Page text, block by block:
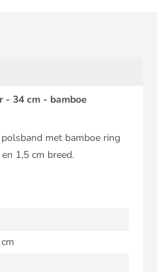
- 34 cm - bamboe
met bamboe ring
1,5 cm breed.